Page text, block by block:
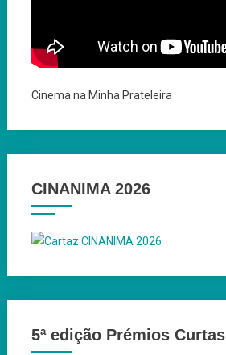
Cinema na Minha Prateleira
CINANIMA 2026
5ª edição Prémios Curtas